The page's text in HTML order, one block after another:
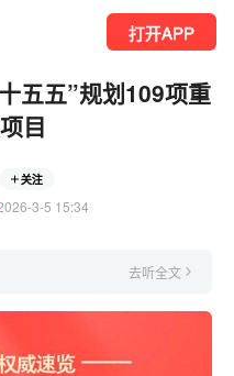
打开APP
五五”规划109项重
目
关注
2026-3-5 15:34
去听全文